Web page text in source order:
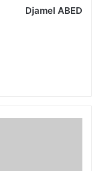
Djamel ABED